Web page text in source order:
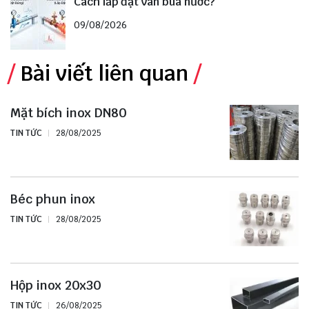
09/08/2026
Bài viết liên quan
Mặt bích inox DN80
TIN TỨC 28/08/2025
Béc phun inox
TIN TỨC 28/08/2025
Hộp inox 20x30
TIN TỨC 26/08/2025